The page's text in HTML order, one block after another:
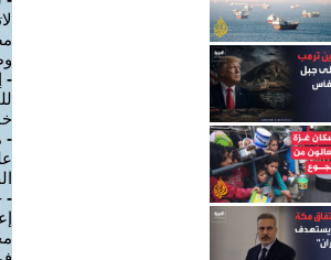
-
-
-